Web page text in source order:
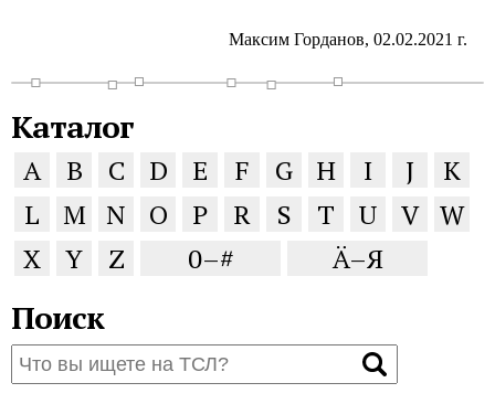
Максим Горданов, 02.02.2021 г.
Каталог
A B C D E F G H I J
K
L
M N O P R S T U V W
X
Y Z 0–# Ä–Я
Поиск